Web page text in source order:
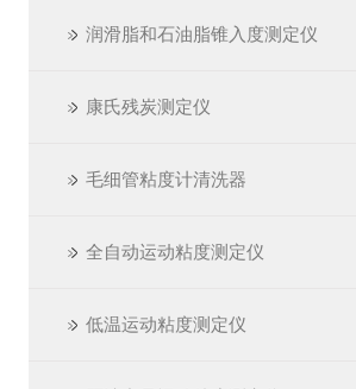
润滑脂和石油脂锥入度测定仪
康氏残炭测定仪
毛细管粘度计清洗器
全自动运动粘度测定仪
低温运动粘度测定仪